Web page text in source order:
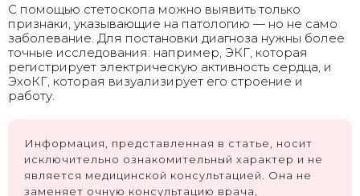
С помощью стетоскопа можно выявить только
признаки, указывающие на патологию — но не само
заболевание. Для постановки диагноза нужны более
точные исследования: например, ЭКГ, которая
регистрирует электрическую активность сердца, и
ЭхоКГ, которая визуализирует его строение и
работу.
Информация, представленная в статье, носит
исключительно ознакомительный характер и не
является медицинской консультацией. Она не
заменяет очную консультацию врача,